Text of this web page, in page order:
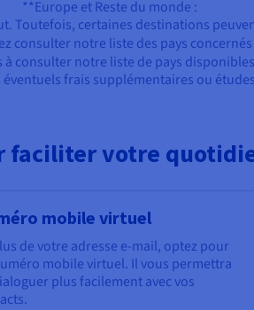
**Europe et Reste du monde :
Toutefois, certaines destinations
consulter notre liste des pays
consulter notre liste de pays
frais supplémentaires ou
faciliter votre
mobile virtuel
de votre adresse e-mail, optez pour
mobile virtuel. Il vous permettra
plus facilement avec vos